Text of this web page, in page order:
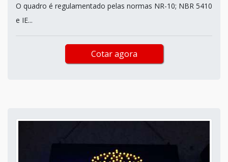
O quadro é regulamentado pelas normas NR-10; NBR 5410
e IE...
Cotar agora